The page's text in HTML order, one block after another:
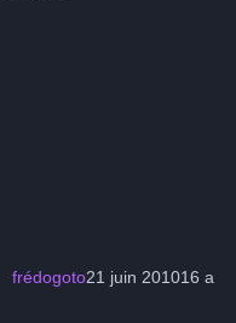
frédogoto21 juin 201016 a